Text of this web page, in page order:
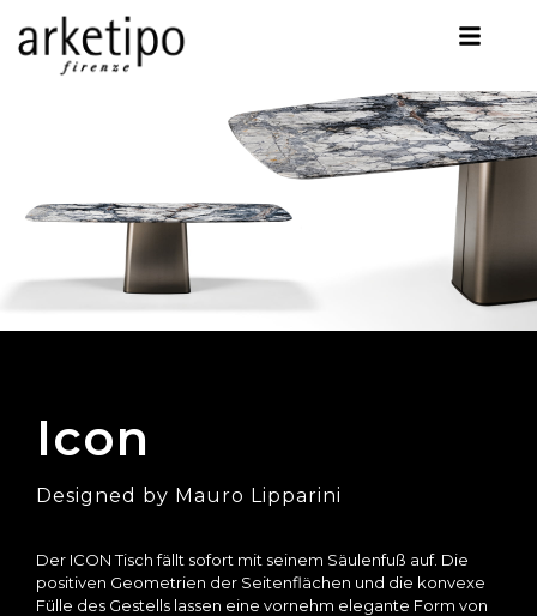
Icon
Designed by Mauro Lipparini
Der ICON Tisch fällt sofort mit seinem Säulenfuß auf. Die
positiven Geometrien der Seitenflächen und die konvexe
Fülle des Gestells lassen eine vornehm elegante Form von